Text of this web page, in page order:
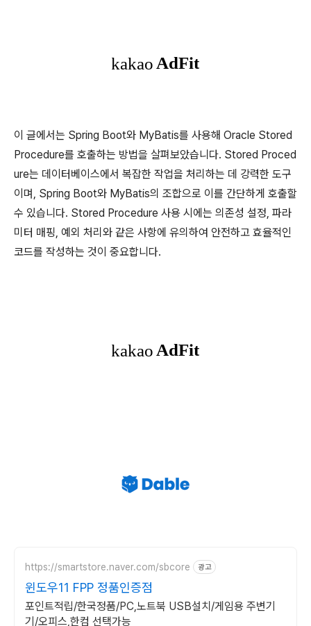
이 글에서는 Spring Boot와 MyBatis를 사용해 Oracle Stored
Procedure를 호출하는 방법을 살펴보았습니다. Stored Proced
ure는 데이터베이스에서 복잡한 작업을 처리하는 데 강력한 도구
이며, Spring Boot와 MyBatis의 조합으로 이를 간단하게 호출할
수 있습니다. Stored Procedure 사용 시에는 의존성 설정, 파라
미터 매핑, 예외 처리와 같은 사항에 유의하여 안전하고 효율적인
코드를 작성하는 것이 중요합니다.
https://smartstore.naver.com/sbcore 광고
윈도우11 FPP 정품인증점
포인트적립/한국정품/PC,노트북 USB설치/게임용 주변기
기/오피스,한컴 선택가능